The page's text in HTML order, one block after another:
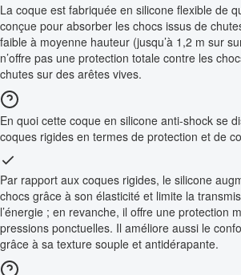
La coque est fabriquée en silicone flexible de
conçue pour absorber les chocs issus de
faible à moyenne hauteur (jusqu’à 1,2 m sur
n’offre pas une protection totale contre les
chutes sur des arêtes vives.
En quoi cette coque en silicone anti-shock se
coques rigides en termes de protection et de
Par rapport aux coques rigides, le silicone
chocs grâce à son élasticité et limite la
l’énergie ; en revanche, il offre une protection
pressions ponctuelles. Il améliore aussi le
grâce à sa texture souple et antidérapante.